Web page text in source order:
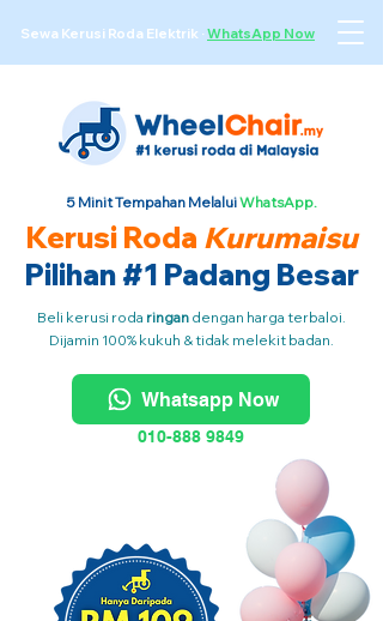
Sewa Kerusi Roda Elektrik · WhatsApp Now
5 Minit Tempahan MelaluiWhatsApp.
Kerusi Roda Kurumaisu
Pilihan #1 Padang Besar
Beli kerusi roda ringan dengan harga terbaloi.
Dijamin 100% kukuh & tidak melekit badan.
Whatsapp Now
010-888 9849